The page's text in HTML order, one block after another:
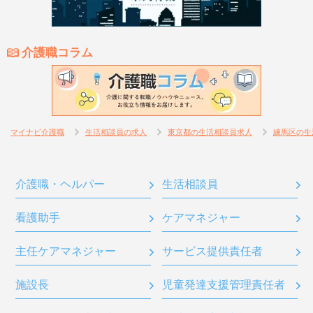
介護職コラム
マイナビ介護職 生活相談員の求人 東京都の生活相談員求人 練馬区の
介護職・ヘルパー 生活相談員
看護助手 ケアマネジャー
主任ケアマネジャー サービス提供責任者
施設長 児童発達支援管理責任者